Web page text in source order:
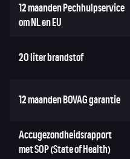
12 maanden Pechhulpservice
om NL en EU
20 liter brandstof
12 maanden BOVAG garantie
Accugezondheidsrapport
met SOP (State of Health)